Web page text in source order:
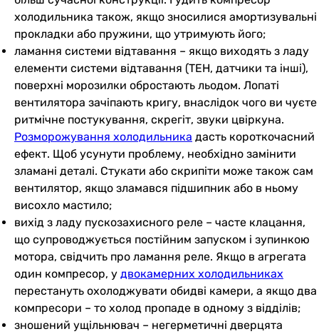
холодильника також, якщо зносилися амортизувальні
прокладки або пружини, що утримують його;
ламання системи відтавання – якщо виходять з ладу
елементи системи відтавання (ТЕН, датчики та інші),
поверхні морозилки обростають льодом. Лопаті
вентилятора зачіпають кригу, внаслідок чого ви чуєте
ритмічне постукування, скрегіт, звуки цвіркуна.
Розморожування холодильника дасть короткочасний
ефект. Щоб усунути проблему, необхідно замінити
зламані деталі. Стукати або скрипіти може також сам
вентилятор, якщо зламався підшипник або в ньому
висохло мастило;
вихід з ладу пускозахисного реле – часте клацання,
що супроводжується постійним запуском і зупинкою
мотора, свідчить про ламання реле. Якщо в агрегата
один компресор, у двокамерних холодильниках
перестануть охолоджувати обидві камери, а якщо два
компресори – то холод пропаде в одному з відділів;
зношений ущільнювач – негерметичні дверцята